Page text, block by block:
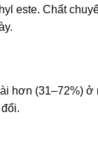
este. Chất
hơn (31–72%)